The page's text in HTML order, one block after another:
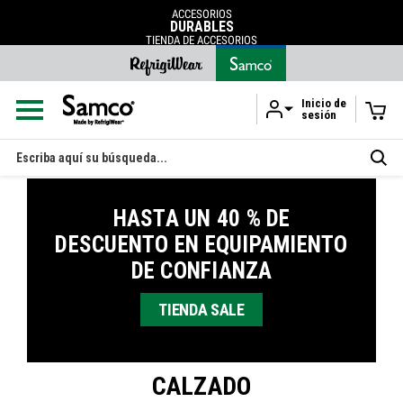
Ir al contenido principal
ACCESORIOS
DURABLES
TIENDA DE ACCESORIOS
Inicio de
sesión
Buscar
en
HASTA UN 40 % DE
DESCUENTO EN EQUIPAMIENTO
DE CONFIANZA
TIENDA SALE
CALZADO